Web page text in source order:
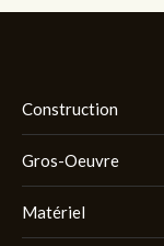
Construction
Gros-Oeuvre
Matériel